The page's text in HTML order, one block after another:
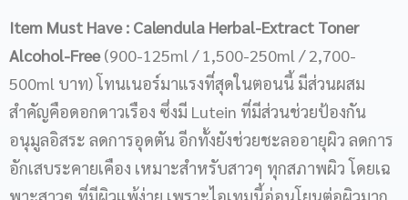
Item Must Have: Calendula Herbal-Extract Toner
Alcohol-Free(900-125ml / 1,500-250ml / 2,700-
500ml บาท) โทนเนอร์มาแรงที่สุดในตอนนี้ มีส่วนผสม
สำคัญคือดอกดาวเรือง ซึ่งมี Lutein ที่มีส่วนช่วยป้องกัน
อนุมูลอิสระ ลดการอุดตัน อีกทั้งยังช่วยชะลออายุผิว ลดการ
อักเสบระคายเคือง เหมาะสำหรับสาวๆ ทุกสภาพผิว โดยเฉ